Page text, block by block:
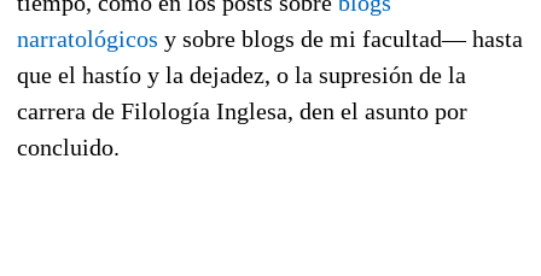
narratológicos y sobre blogs de mi facultad— hasta
que el hastío y la dejadez, o la supresión de la
carrera de Filología Inglesa, den el asunto por
concluido.